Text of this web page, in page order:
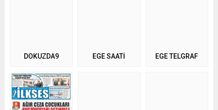
DOKUZDA9 EGE SAATİ EGE TELGRAF